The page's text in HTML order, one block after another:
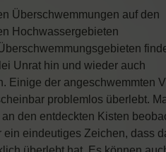
Überschwemmungen auf den
Hochwassergebieten
Unrat hin und wieder auch
Einige der angeschwemmten
problemlos überlebt.
den entdeckten Kisten
ein eindeutiges Zeichen, dass